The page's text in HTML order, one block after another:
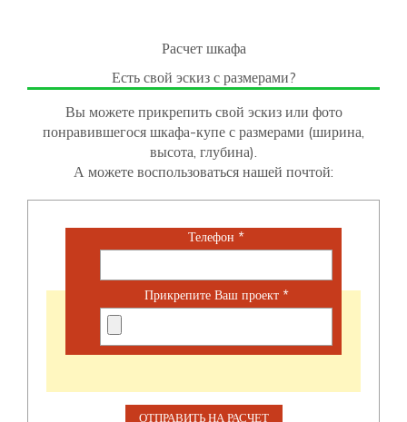
Расчет шкафа
Есть свой эскиз с размерами?
Вы можете прикрепить свой эскиз или фото
понравившегося шкафа-купе с размерами (ширина,
высота, глубина).
А можете воспользоваться нашей почтой:
Телефон *
Прикрепите Ваш проект *